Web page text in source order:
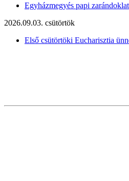
Egyházmegyés papi zarándoklat
2026.09.03. csütörtök
Első csütörtöki Eucharisztia